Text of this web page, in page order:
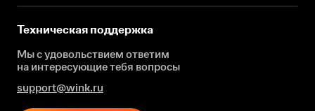
Техническая поддержка
Мы с удовольствием ответим
на интересующиетебя вопросы
support@wink.ru